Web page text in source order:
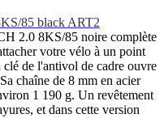
85 black ART2
2.0 8KS/85 noire complète
votre vélo à un point
de l'antivol de cadre ouvre
chaîne de 8 mm en acier
1 190 g. Un revêtement
et dans cette version